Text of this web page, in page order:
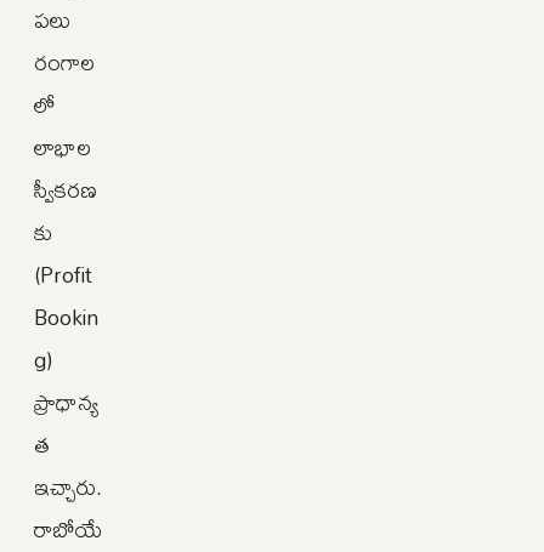
పలు
రంగాల
లో
లాభాల
స్వీకరణ
కు
(Profit
Bookin
g)
ప్రాధాన్య
త
ఇచ్చారు.
రాబోయే